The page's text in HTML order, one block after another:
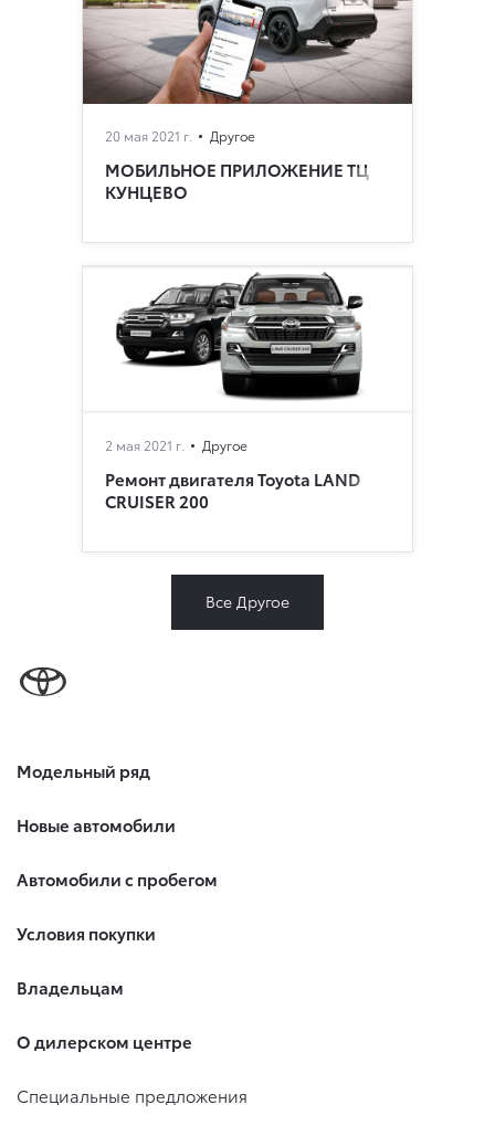
20 мая 2021 г. Другое
МОБИЛЬНОЕ ПРИЛОЖЕНИЕ ТЦ
КУНЦЕВО
2 мая 2021 г. Другое
Ремонт двигателя Toyota LAND
CRUISER 200
Все Другое
Модельный ряд
Новые автомобили
Автомобили с пробегом
Условия покупки
Владельцам
О дилерском центре
Специальные предложения